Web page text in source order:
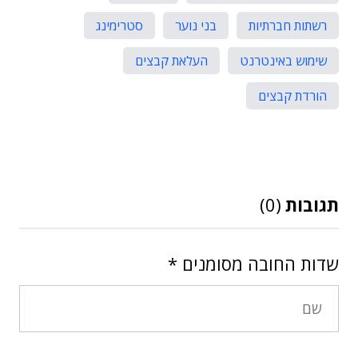
רשתות חברתיות
בני נוער
סטרימינג
שימוש באינטרנט
העלאת קבצים
הורדת קבצים
תגובות (0)
שדות החובה מסומנים *